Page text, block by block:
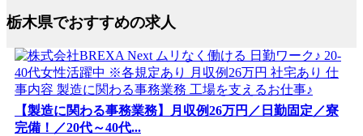
栃木県でおすすめの求人
【製造に関わる事務業務】月収例26万円／日勤固定／寮
完備！／20代～40代...